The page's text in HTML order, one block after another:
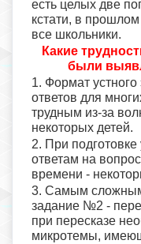
есть целых две
кстати, в
все школьники.
Какие
были
1. Формат
ответов для
трудным из-за
некоторых детей.
2. При подготовке
ответам на
времени -
3. Самым
задание №2 -
при пересказе
микротемы,